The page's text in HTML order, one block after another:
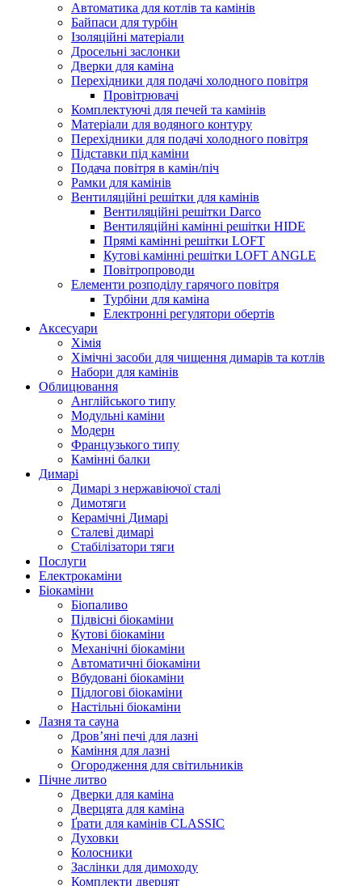
Автоматика для котлів та камінів
Байпаси для турбін
Ізоляційні матеріали
Дросельні заслонки
Дверки для каміна
Перехідники для подачі холодного повітря
Провітрювачі
Комплектуючі для печей та камінів
Матеріали для водяного контуру
Перехідники для подачі холодного повітря
Підставки під каміни
Подача повітря в камін/піч
Рамки для камінів
Вентиляційні решітки для камінів
Вентиляційні решітки Darco
Вентиляційні камінні решітки HIDE
Прямі камінні решітки LOFT
Кутові камінні решітки LOFT ANGLE
Повітропроводи
Елементи розподілу гарячого повітря
Турбіни для каміна
Електронні регулятори обертів
Аксесуари
Хімія
Хімічні засоби для чищення димарів та котлів
Набори для камінів
Облицювання
Англійського типу
Модульні каміни
Модерн
Французького типу
Камінні балки
Димарі
Димарі з нержавіючої сталі
Димотяги
Керамічні Димарі
Сталеві димарі
Стабілізатори тяги
Послуги
Електрокаміни
Біокаміни
Біопаливо
Підвісні біокаміни
Кутові біокаміни
Механічні біокаміни
Автоматичні біокаміни
Вбудовані біокаміни
Підлогові біокаміни
Настільні біокаміни
Лазня та сауна
Дров’яні печі для лазні
Каміння для лазні
Огородження для світильників
Пічне литво
Дверки для каміна
Дверцята для каміна
Ґрати для камінів CLASSIC
Духовки
Колосники
Заслінки для димоходу
Комплекти дверцят